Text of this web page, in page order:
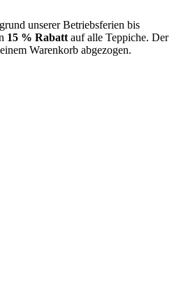
unserer Betriebsferien bis
15 % Rabatt auf alle Teppiche. Der
Warenkorb abgezogen.